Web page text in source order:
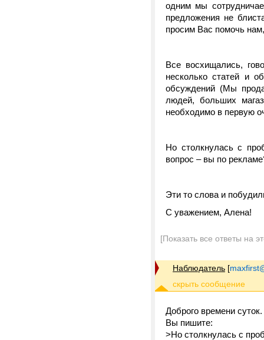
одним мы
предложения не
просим Вас помочь
Все восхищались,
несколько статей и
обсуждений (Мы
людей, больших
необходимо в первую
Но столкнулась с
вопрос – вы по
Эти то слова и
C уважением, Алена!
[Показать все ответы на
Наблюдатель [
Доброго времени суток.
Вы пишите:
>Но столкнулась с